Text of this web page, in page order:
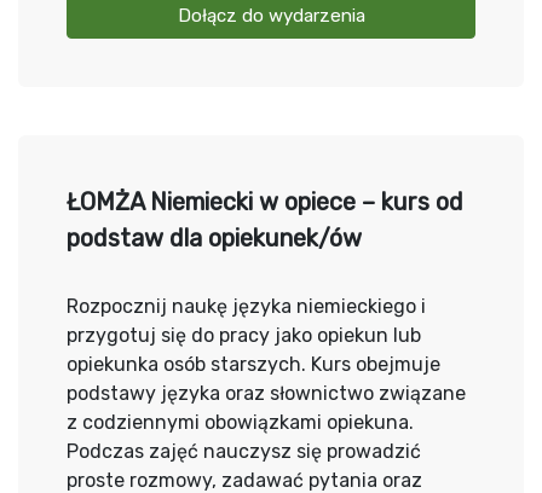
Dołącz do wydarzenia
ŁOMŻA Niemiecki w opiece – kurs od
podstaw dla opiekunek/ów
Rozpocznij naukę języka niemieckiego i
przygotuj się do pracy jako opiekun lub
opiekunka osób starszych. Kurs obejmuje
podstawy języka oraz słownictwo związane
z codziennymi obowiązkami opiekuna.
Podczas zajęć nauczysz się prowadzić
proste rozmowy, zadawać pytania oraz